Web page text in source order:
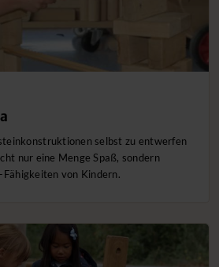
selbst zu entwerfen
nur eine Menge Spaß, sondern
von Kindern.